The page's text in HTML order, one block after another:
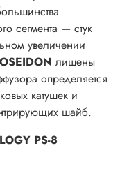
сегмента — стук
увеличении
лишены
определяется
катушек и
шайб.
PS-8